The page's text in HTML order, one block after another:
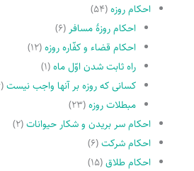
احکام روزه(۵۴)
احکام روزۀ مسافر (۶)
احکام قضاء و کفّاره روزه(۱۲)
راه ثابت شدن اوّل ماه(۱)
کسانى که روزه بر آنها واجب نیست(۶)
مبطلات روزه(۲۳)
احکام سر بریدن و شکار حیوانات(۲)
احکام شرکت(۶)
احکام طلاق(۱۵)